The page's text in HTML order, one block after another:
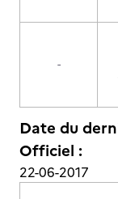
-
Date du
Officiel :
22-06-2017